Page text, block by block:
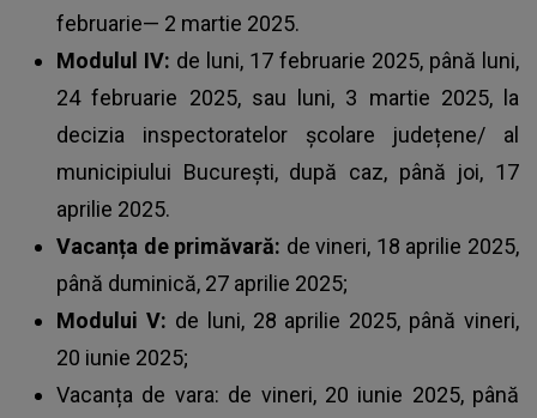
februarie— 2 martie 2025.
Modulul IV: de luni, 17 februarie 2025, până luni,
24 februarie 2025, sau luni, 3 martie 2025, la
decizia inspectoratelor școlare județene/ al
municipiului București, după caz, până joi, 17
aprilie 2025.
Vacanța de primăvară: de vineri, 18 aprilie 2025,
până duminică, 27 aprilie 2025;
Modului V: de luni, 28 aprilie 2025, până vineri,
20 iunie 2025;
Vacanța de vara: de vineri, 20 iunie 2025, până